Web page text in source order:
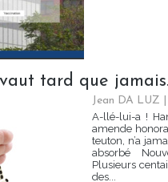
tard que
Jean DA LUZ
A-llé-lui-a !
amende
teuton, n’a
absorbé
Plusieurs
des...